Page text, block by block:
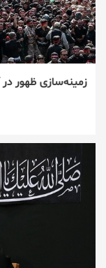
زمینه‌سازی ظهور